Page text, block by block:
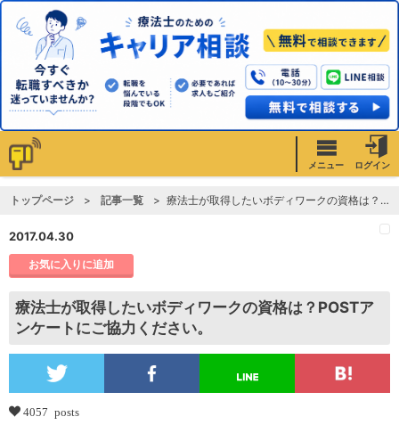
メニュー ログイン
トップページ 記事一覧 療法士が取得したいボディワークの資格は？POSTアンケートにご協力ください。
2017.04.30
お気に入りに追加
療法士が取得したいボディワークの資格は？POSTア
ンケートにご協力ください。
4057 posts